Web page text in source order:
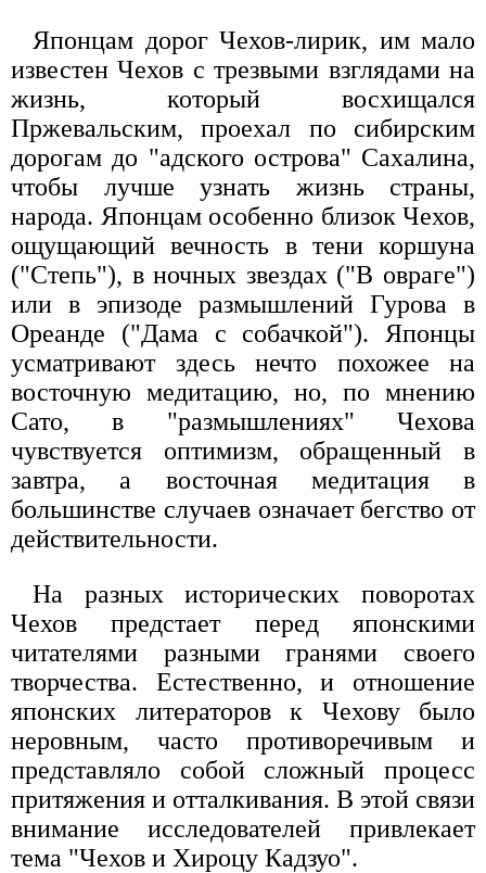
Японцам дорог Чехов-лирик, им мало
известен Чехов с трезвыми взглядами на
жизнь, который восхищался
Пржевальским, проехал по сибирским
дорогам до "адского острова" Сахалина,
чтобы лучше узнать жизнь страны,
народа. Японцам особенно близок Чехов,
ощущающий вечность в тени коршуна
("Степь"), в ночных звездах ("В овраге")
или в эпизоде размышлений Гурова в
Ореанде ("Дама с собачкой"). Японцы
усматривают здесь нечто похожее на
восточную медитацию, но, по мнению
Сато, в "размышлениях" Чехова
чувствуется оптимизм, обращенный в
завтра, а восточная медитация в
большинстве случаев означает бегство от
действительности.
На разных исторических поворотах
Чехов предстает перед японскими
читателями разными гранями своего
творчества. Естественно, и отношение
японских литераторов к Чехову было
неровным, часто противоречивым и
представляло собой сложный процесс
притяжения и отталкивания. В этой связи
внимание исследователей привлекает
тема "Чехов и Хироцу Кадзуо".